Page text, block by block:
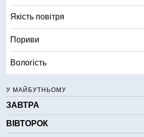
Видимість
Висота нижньої межі хмар
Якість повітря
Пориви
Вологість
Точка роси
AccuLumen Brightness Index™
Хмарний покрив
У МАЙБУТНЬОМУ
ЗАВТРА
ВІВТОРОК